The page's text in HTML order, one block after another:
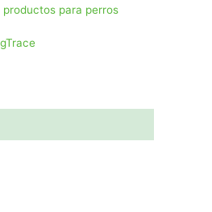
productos para perros